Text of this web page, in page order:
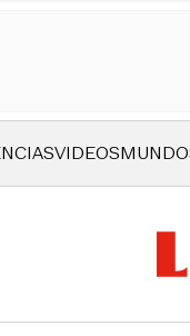
VIDEOSMUNDO